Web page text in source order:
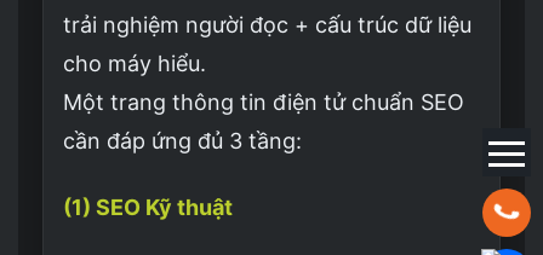
Hotline:
trải nghiệm người đọc + cấu trúc dữ liệu
cho máy hiểu.
Một trang thông tin điện tử chuẩn SEO
cần đáp ứng đủ 3 tầng:
(1) SEO Kỹ thuật